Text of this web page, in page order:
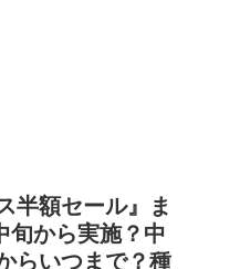
半額セール』ま
旬から実施？中
らいつまで？種